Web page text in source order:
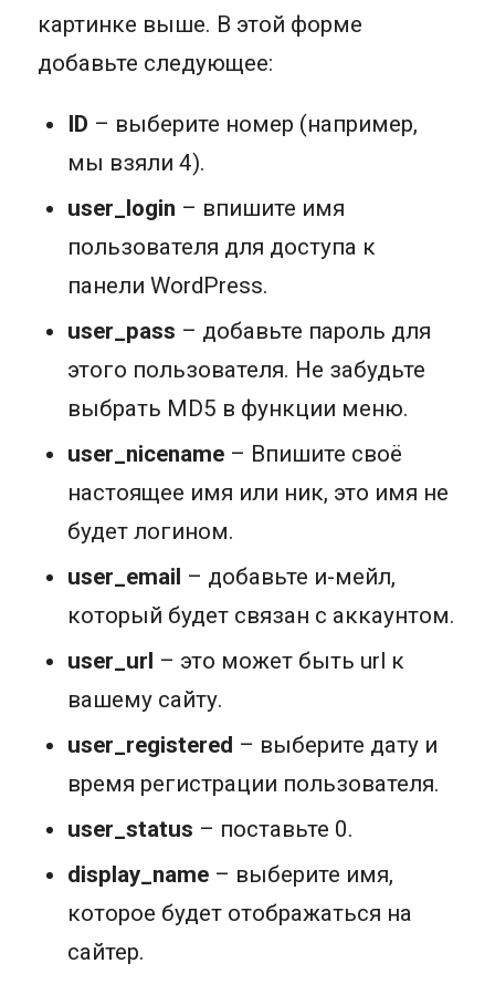
картинке выше. В этой форме
добавьте следующее:
ID – выберите номер (например,
мы взяли 4).
user_login – впишите имя
пользователя для доступа к
панели WordPress.
user_pass – добавьте пароль для
этого пользователя. Не забудьте
выбрать MD5 в функции меню.
user_nicename – Впишите своё
настоящее имя или ник, это имя не
будет логином.
user_email – добавьте и-мейл,
который будет связан с аккаунтом.
user_url – это может быть url к
вашему сайту.
user_registered – выберите дату и
время регистрации пользователя.
user_status – поставьте 0.
display_name – выберите имя,
которое будет отображаться на
сайтеp.